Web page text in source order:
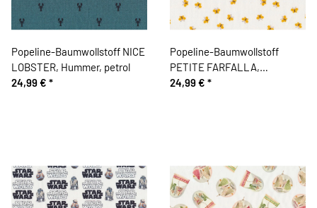
Popeline-Baumwollstoff NICE
LOBSTER, Hummer, petrol
24,99 € *
Popeline-Baumwollstoff
PETITE FARFALLA,
Schmetterlinge, gelb
24,99 € *